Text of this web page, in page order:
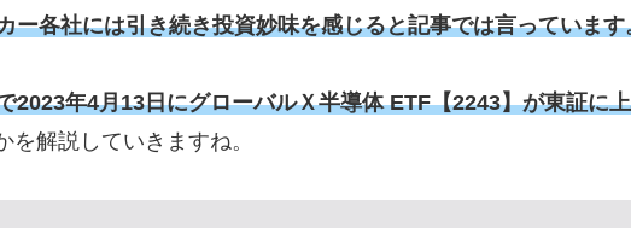
ー各社には引き続き投資妙味を感じると記事では言っています
2023年4月13日にグローバルＸ半導体 ETF【2243】が東証に
を解説していきますね。